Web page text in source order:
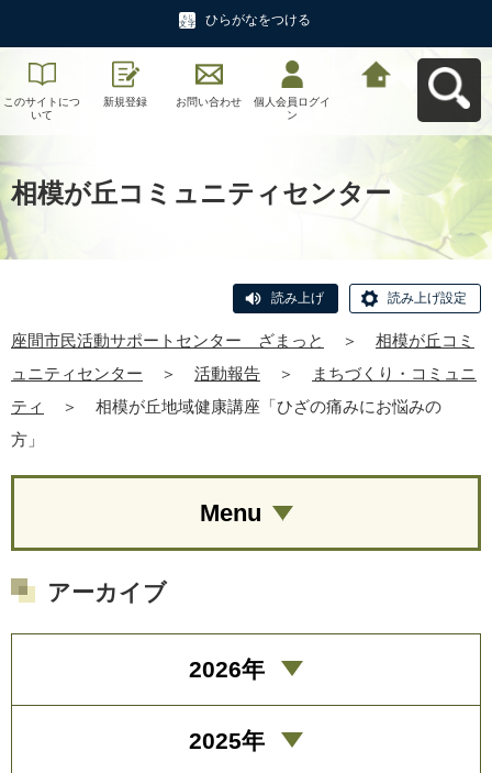
ひらがなをつける
このサイトにつ
いて
新規登録 お問い合わせ
個人会員ログイ
ン
相模が丘コミュニティセンター
読み上げ 読み上げ設定
座間市民活動サポートセンター ざまっと ＞
相模が丘コミ
ュニティセンター
＞ 活動報告 ＞
まちづくり・コミュニ
ティ
＞
相模が丘地域健康講座「ひざの痛みにお悩みの
方」
Menu
アーカイブ
2026年
2025年